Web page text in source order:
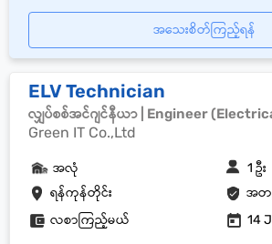
အသေးစိတ်ကြည့်ရန်
ELV Technician
လျှပ်စစ်အင်ဂျင်နီယာ | Engineer
Green IT Co.,Ltd
ရန်ကုန်တိုင်း အတ
အလုံ 1 ဦး
လစာကြည့်မယ် 14